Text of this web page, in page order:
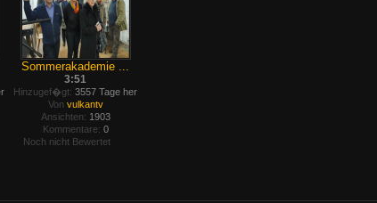
Sommerakademie ...
3:51
Hinzugef�gt: 3557 Tage her
Von vulkantv
Ansichten: 1903
Kommentare: 0
Noch nicht Bewertet